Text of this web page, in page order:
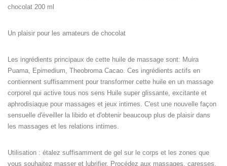
chocolat 200 ml
Un plaisir pour les amateurs de chocolat
Les ingrédients principaux de cette huile de massage sont: Muira
Puama, Epimedium, Theobroma Cacao. Ces ingrédients actifs en
contiennent suffisamment pour transformer cette huile en un massage
corporel qui active tous nos sens Huile super glissante, excitante et
aphrodisiaque pour massages et jeux intimes. C'est une nouvelle façon
sensuelle d'éveiller la libido et d'obtenir beaucoup plus de plaisir dans
les massages et les relations intimes.
Utilisation : étalez suffisamment de gel sur le corps et les zones que
vous souhaitez masser et lubrifier. Procédez aux massages, caresses,